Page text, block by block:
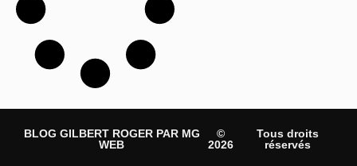
BLOG GILBERT ROGER PAR MG
WEB
©
2026
Tous droits
réservés